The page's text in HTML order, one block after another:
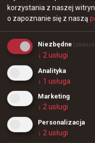
d3oo 7 godzin temu
Wszystkie drużyny,
Cup
korzystania z naszej
o zapoznanie się z naszą
Niezbędne
↓ 2usługi
Analityka
↓ 1 usługa
Marketing
↓ 2usługi
Personalizacja
↓ 2usługi